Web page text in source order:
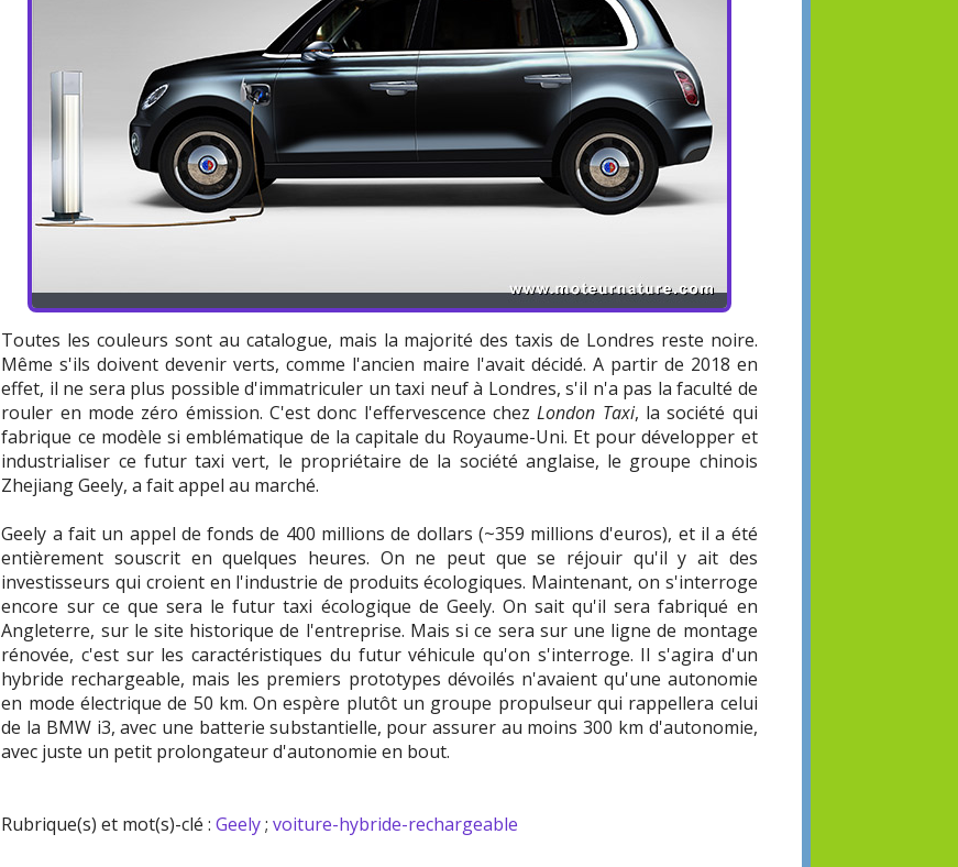
Toutes les couleurs sont au catalogue, mais la majorité des taxis de Londres reste noire.
Même s'ils doivent devenir verts, comme l'ancien maire l'avait décidé. A partir de 2018 en
effet, il ne sera plus possible d'immatriculer un taxi neuf à Londres, s'il n'a pas la faculté de
rouler en mode zéro émission. C'est donc l'effervescence chezLondon Taxi, la société qui
fabrique ce modèle si emblématique de la capitale du Royaume-Uni. Et pour développer et
industrialiser ce futur taxi vert, le propriétaire de la société anglaise, le groupe chinois
Zhejiang Geely, a fait appel au marché.
Geely a fait un appel de fonds de 400 millions de dollars (~359 millions d'euros), et il a été
entièrement souscrit en quelques heures. On ne peut que se réjouir qu'il y ait des
investisseurs qui croient en l'industrie de produits écologiques. Maintenant, on s'interroge
encore sur ce que sera le futur taxi écologique de Geely. On sait qu'il sera fabriqué en
Angleterre, sur le site historique de l'entreprise. Mais si ce sera sur une ligne de montage
rénovée, c'est sur les caractéristiques du futur véhicule qu'on s'interroge. Il s'agira d'un
hybride rechargeable, mais les premiers prototypes dévoilés n'avaient qu'une autonomie
en mode électrique de 50 km. On espère plutôt un groupe propulseur qui rappellera celui
de la BMW i3, avec une batterie substantielle, pour assurer au moins 300 km d'autonomie,
avec juste un petit prolongateur d'autonomie en bout.
Rubrique(s) et mot(s)-clé :Geely;voiture-hybride-rechargeable